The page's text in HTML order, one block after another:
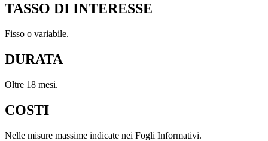
TASSO DI INTERESSE
Fisso o variabile.
DURATA
Oltre 18 mesi.
COSTI
Nelle misure massime indicate nei Fogli Informativi.